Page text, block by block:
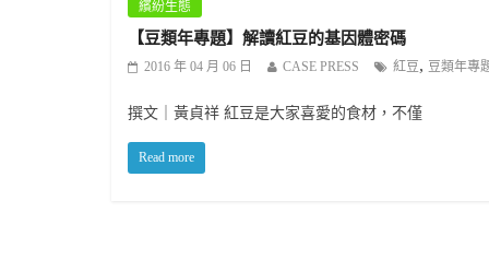
繽紛生態
【豆類年專題】解讀紅豆的基因體密碼
2016 年 04 月 06 日 CASE PRESS 紅豆 , 豆類年專
撰文｜黃貞祥 紅豆是大家喜愛的食材，不僅
Read more